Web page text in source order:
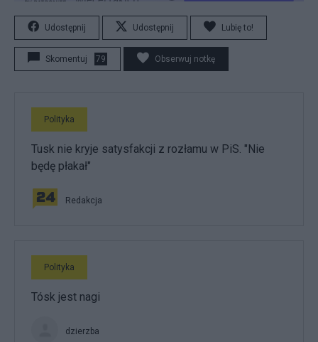
Udostępnij Udostępnij Lubię to!
Skomentuj 79 Obserwuj notkę
Polityka
Tusk nie kryje satysfakcji z rozłamu w PiS. "Nie
będę płakał"
Redakcja
Polityka
Tósk jest nagi
dzierzba